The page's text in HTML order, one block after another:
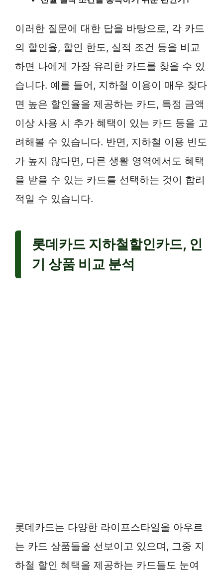
이러한 질문에 대한 답을 바탕으로, 각 카드
의 할인율, 할인 한도, 실적 조건 등을 비교
하면 나에게 가장 유리한 카드를 찾을 수 있
습니다. 예를 들어, 지하철 이용이 매우 잦다
면 높은 할인율을 제공하는 카드, 특정 금액
이상 사용 시 추가 혜택이 있는 카드 등을 고
려해볼 수 있습니다. 반면, 지하철 이용 빈도
가 높지 않다면, 다른 생활 영역에서도 혜택
을 받을 수 있는 카드를 선택하는 것이 합리
적일 수 있습니다.
롯데카드 지하철할인카드, 인
기 상품 비교 분석
롯데카드는 다양한 라이프스타일을 아우르
는 카드 상품들을 선보이고 있으며, 그중 지
하철 할인 혜택을 제공하는 카드들도 눈여